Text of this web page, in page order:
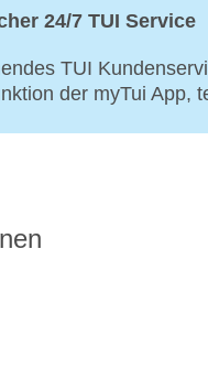
24/7 TUI Service
TUI
der myTui App,